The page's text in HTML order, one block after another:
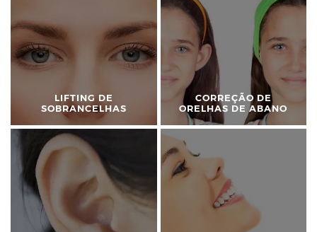
LIFTING DE
SOBRANCELHAS
CORREÇÃO DE
ORELHAS DE ABANO